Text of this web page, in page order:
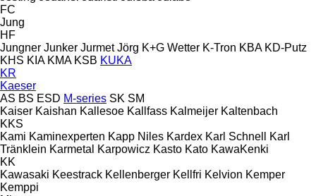
FC
Jung
HF
Jungner Junker Jurmet Jörg K+G Wetter K-Tron KBA KD-Putz
KHS KIA KMA KSB KUKA
KR
Kaeser
AS BS ESD M-series SK SM
Kaiser Kaishan Kallesoe Kallfass Kalmeijer Kaltenbach
KKS
Kami Kaminexperten Kapp Niles Kardex Karl Schnell
Karl
Tränklein Karmetal Karpowicz Kasto Kato KawaKenki
KK
Kawasaki Keestrack Kellenberger Kellfri Kelvion Kemper
Kemppi